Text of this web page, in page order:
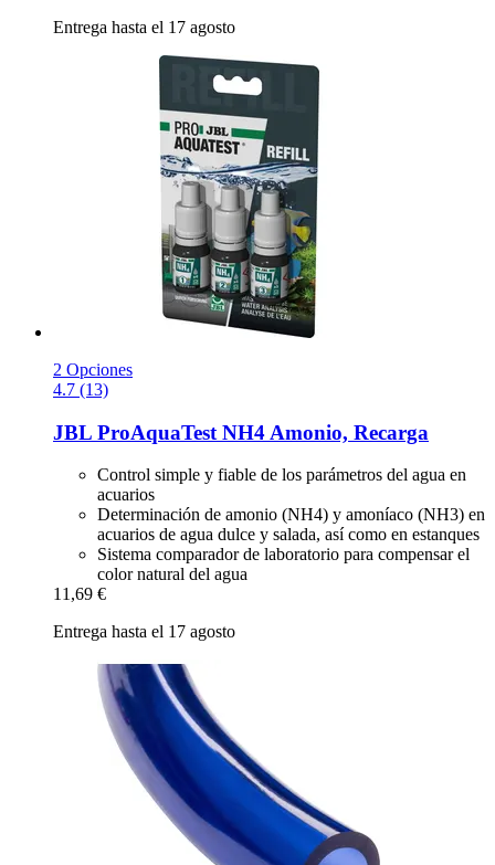
Entrega hasta el 17 agosto
2 Opciones
4.7 (13)
JBL ProAquaTest NH4 Amonio, Recarga
Control simple y fiable de los parámetros del agua en
acuarios
Determinación de amonio (NH4) y amoníaco (NH3) en
acuarios de agua dulce y salada, así como en estanques
Sistema comparador de laboratorio para compensar el
color natural del agua
11,69 €
Entrega hasta el 17 agosto